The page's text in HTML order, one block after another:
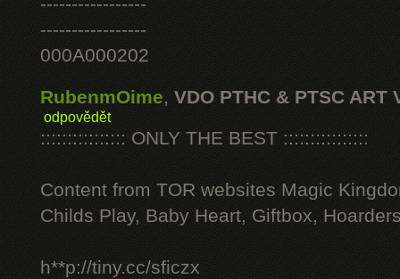
-----------------
000A000202
RubenmOime, VDO PTHC & PTSC ART
odpovědět
:::::::::::::::: ONLY THE BEST ::::::::::::::::
Content from TOR websites Magic
Childs Play, Baby Heart, Giftbox,
h**p://tiny.cc/sficzx